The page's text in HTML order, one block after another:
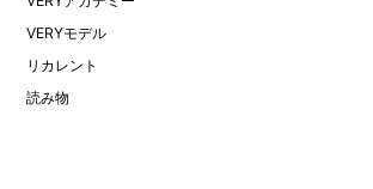
VERYモデル
リカレント
読み物